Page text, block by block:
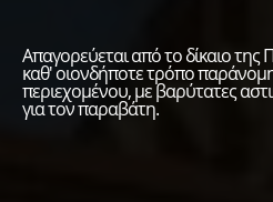
Απαγορεύεται από το δίκαιο της
καθ' οιονδήποτε τρόπο
περιεχομένου, με βαρύτατες
για τον παραβάτη.